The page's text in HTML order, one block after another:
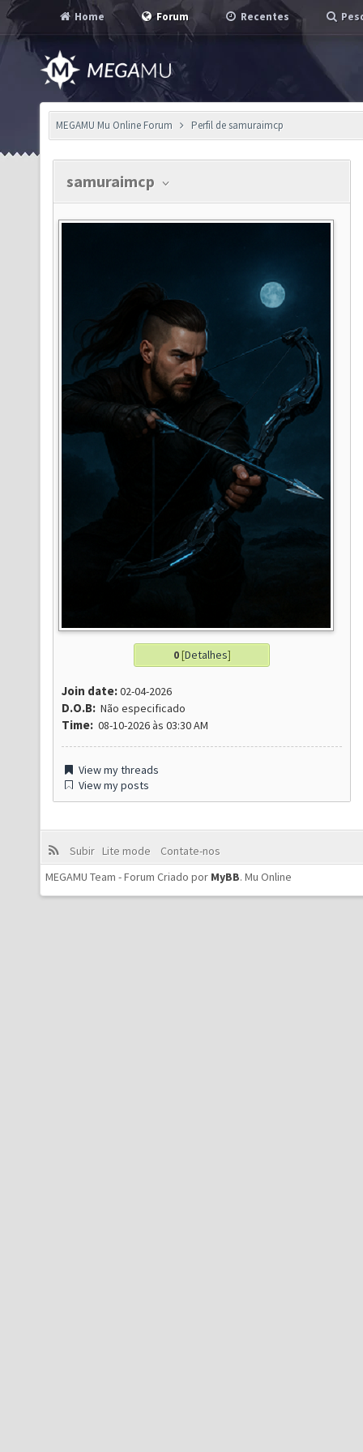
Home Forum Recentes
MEGAMU Mu Online Forum Perfil de samuraimcp
samuraimcp
0[Detalhes]
Join date:02-04-2026
D.O.B: Não especificado
Time: 08-10-2026 às 03:30 AM
View my threads
View my posts
Subir Lite mode
Contate-nos
MEGAMU Team - Forum Criado por MyBB. Mu Online